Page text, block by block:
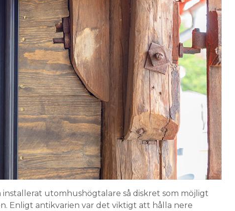
installerat utomhushögtalare så diskret som möjligt
Enligt antikvarien var det viktigt att hålla nere